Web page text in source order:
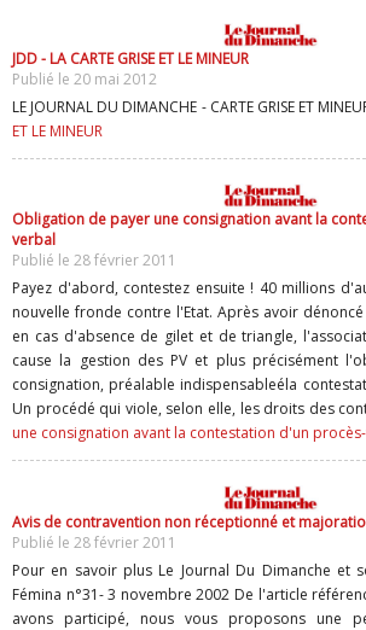
JDD - LA CARTE GRISE ET LE MINEUR
Publié le 20 mai 2012
LE JOURNAL DU DIMANCHE - CARTE GRISE ET
ET LE MINEUR
Obligation de payer une consignation avant la
verbal
Publié le 28 février 2011
Payez d'abord, contestez ensuite ! 40 millions
nouvelle fronde contre l'Etat. Après avoir
en cas d'absence de gilet et de triangle,
cause la gestion des PV et plus précisément
consignation, préalable indispensableéla
Un procédé qui viole, selon elle, les droits des
une consignation avant la contestation d'un
Avis de contravention non réceptionné et
Publié le 28 février 2011
Pour en savoir plus Le Journal Du Dimanche et
Fémina n°31- 3 novembre 2002 De l'article
avons participé, nous vous proposons une